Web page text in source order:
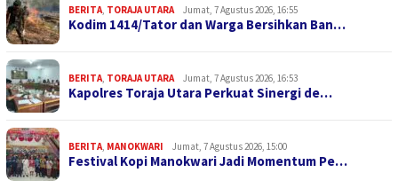
BERITA TORAJA UTARA Jumat, 7 Agustus 2026, 16:55
Kodim 1414/Tator dan Warga Bersihkan Ban…
BERITA TORAJA UTARA Jumat, 7 Agustus 2026, 16:53
Kapolres Toraja Utara Perkuat Sinergi de…
BERITA MANOKWARI Jumat, 7 Agustus 2026, 15:00
Festival Kopi Manokwari Jadi Momentum Pe…